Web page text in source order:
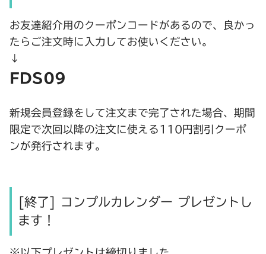
お友達紹介用のクーポンコードがあるので、良かっ
たらご注文時に入力してお使いください。
↓
FDS09
新規会員登録をして注文まで完了された場合、期間
限定で次回以降の注文に使える110円割引クーポ
ンが発行されます。
[終了] コンプルカレンダー プレゼントし
ます！